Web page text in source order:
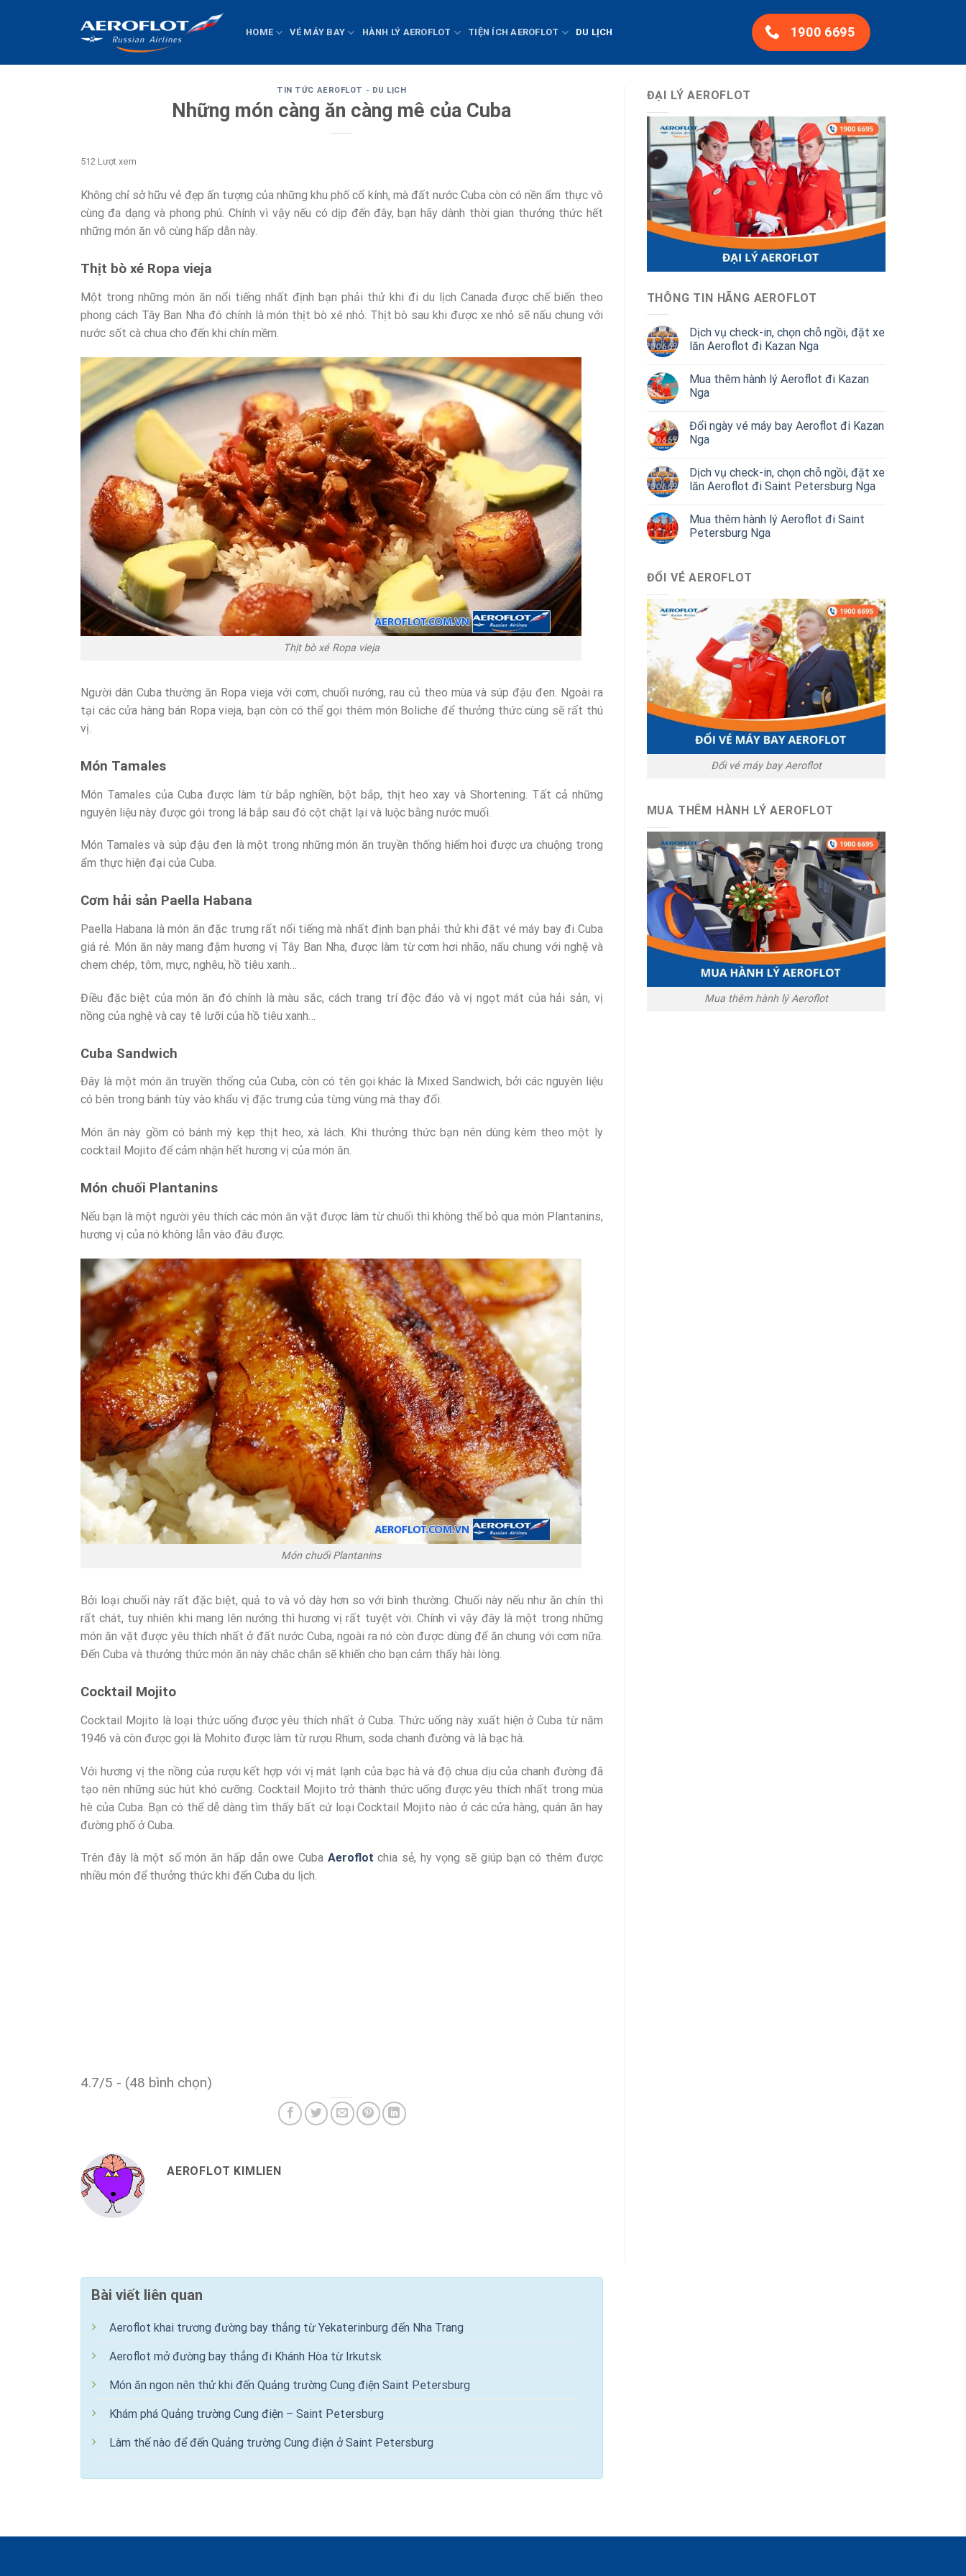
dung
HOME VÉ MÁY BAY HÀNH LÝ AEROFLOT TIỆN ÍCH AEROFLOT DU LỊCH 1900 6695
TIN TỨC AEROFLOT - DU LỊCH
Những món càng ăn càng mê của Cuba
512 Lượt xem
Không chỉ sở hữu vẻ đẹp ấn tượng của những khu phố cổ kính, mà đất nước Cuba còn có nền ẩm thực vô
cùng đa dạng và phong phú. Chính vì vậy nếu có dịp đến đây, bạn hãy dành thời gian thưởng thức hết
những món ăn vô cùng hấp dẫn này.
Thịt bò xé Ropa vieja
Một trong những món ăn nổi tiếng nhất định bạn phải thử khi đi du lịch Canada được chế biến theo
phong cách Tây Ban Nha đó chính là món thịt bò xé nhỏ. Thịt bò sau khi được xe nhỏ sẽ nấu chung với
nước sốt cà chua cho đến khi chín mềm.
Thịt bò xé Ropa vieja
Người dân Cuba thường ăn Ropa vieja với cơm, chuối nướng, rau củ theo mùa và súp đậu đen. Ngoài ra
tại các cửa hàng bán Ropa vieja, bạn còn có thể gọi thêm món Boliche để thưởng thức cùng sẽ rất thú
vị.
Món Tamales
Món Tamales của Cuba được làm từ bắp nghiền, bột bắp, thịt heo xay và Shortening. Tất cả những
nguyên liệu này được gói trong lá bắp sau đó cột chặt lại và luộc bằng nước muối.
Món Tamales và súp đậu đen là một trong những món ăn truyền thống hiếm hoi được ưa chuộng trong
ẩm thực hiện đại của Cuba.
Cơm hải sản Paella Habana
Paella Habana là món ăn đặc trưng rất nổi tiếng mà nhất định bạn phải thử khi đặt vé máy bay đi Cuba
giá rẻ. Món ăn này mang đậm hương vị Tây Ban Nha, được làm từ cơm hơi nhão, nấu chung với nghệ và
chem chép, tôm, mực, nghêu, hồ tiêu xanh…
Điều đặc biệt của món ăn đó chính là màu sắc, cách trang trí độc đáo và vị ngọt mát của hải sản, vị
nồng của nghệ và cay tê lưỡi của hồ tiêu xanh…
Cuba Sandwich
Đây là một món ăn truyền thống của Cuba, còn có tên gọi khác là Mixed Sandwich, bởi các nguyên liệu
có bên trong bánh tùy vào khẩu vị đặc trưng của từng vùng mà thay đổi.
Món ăn này gồm có bánh mỳ kẹp thịt heo, xà lách. Khi thưởng thức bạn nên dùng kèm theo một ly
cocktail Mojito để cảm nhận hết hương vị của món ăn.
Món chuối Plantanins
Nếu bạn là một người yêu thích các món ăn vặt được làm từ chuối thì không thể bỏ qua món Plantanins,
hương vị của nó không lẫn vào đâu được.
Món chuối Plantanins
Bởi loại chuối này rất đặc biệt, quả to và vỏ dày hơn so với bình thường. Chuối này nếu như ăn chín thì
rất chát, tuy nhiên khi mang lên nướng thì hương vị rất tuyệt vời. Chính vì vậy đây là một trong những
món ăn vặt được yêu thích nhất ở đất nước Cuba, ngoài ra nó còn được dùng để ăn chung với cơm nữa.
Đến Cuba và thưởng thức món ăn này chắc chắn sẽ khiến cho bạn cảm thấy hài lòng.
Cocktail Mojito
Cocktail Mojito là loại thức uống được yêu thích nhất ở Cuba. Thức uống này xuất hiện ở Cuba từ năm
1946 và còn được gọi là Mohito được làm từ rượu Rhum, soda chanh đường và là bạc hà.
Với hương vị the nồng của rượu kết hợp với vị mát lạnh của bạc hà và độ chua dịu của chanh đường đã
tạo nên những súc hút khó cưỡng. Cocktail Mojito trở thành thức uống được yêu thích nhất trong mùa
hè của Cuba. Bạn có thể dễ dàng tìm thấy bất cứ loại Cocktail Mojito nào ở các cửa hàng, quán ăn hay
đường phố ở Cuba.
Trên đây là một số món ăn hấp dẫn owe Cuba Aeroflot chia sẻ, hy vọng sẽ giúp bạn có thêm được
nhiều món để thưởng thức khi đến Cuba du lịch.
4.7/5 - (48 bình chọn)
AEROFLOT KIMLIEN
ĐẠI LÝ AEROFLOT
THÔNG TIN HÃNG AEROFLOT
Dịch vụ check-in, chọn chỗ ngồi, đặt xe
lăn Aeroflot đi Kazan Nga
Mua thêm hành lý Aeroflot đi Kazan
Nga
Đổi ngày vé máy bay Aeroflot đi Kazan
Nga
Dịch vụ check-in, chọn chỗ ngồi, đặt xe
lăn Aeroflot đi Saint Petersburg Nga
Mua thêm hành lý Aeroflot đi Saint
Petersburg Nga
ĐỔI VÉ AEROFLOT
Đổi vé máy bay Aeroflot
MUA THÊM HÀNH LÝ AEROFLOT
Mua thêm hành lý Aeroflot
Bài viết liên quan
Aeroflot khai trương đường bay thẳng từ Yekaterinburg đến Nha Trang
Aeroflot mở đường bay thẳng đi Khánh Hòa từ Irkutsk
Món ăn ngon nên thử khi đến Quảng trường Cung điện Saint Petersburg
Khám phá Quảng trường Cung điện – Saint Petersburg
Làm thế nào để đến Quảng trường Cung điện ở Saint Petersburg